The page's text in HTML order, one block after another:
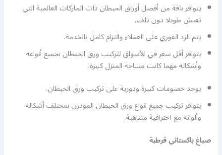
يتوافر باقة من أفضل أوراق الحيطان ذات الماركات العالمية التي
تعيش طويلا دون تلف.
يتم الرد الفوري على العملاء والتزام كامل بالخدمة.
يتوافر أقل سعر في الأسواق لتركيب ورق الحيطان بجميع أنواعه
وأشكاله مهما كانت مساحة المنزل كبيرة.
يوجد خصومات كبيرة ودورية على تركيب ورق الحيطان.
يتوافر تركيب جميع انواع ورق الحيطان المودرن بمختلف أشكاله
وألوانه مع احترافية متناهية.
صباغ باكستاني قرطبة